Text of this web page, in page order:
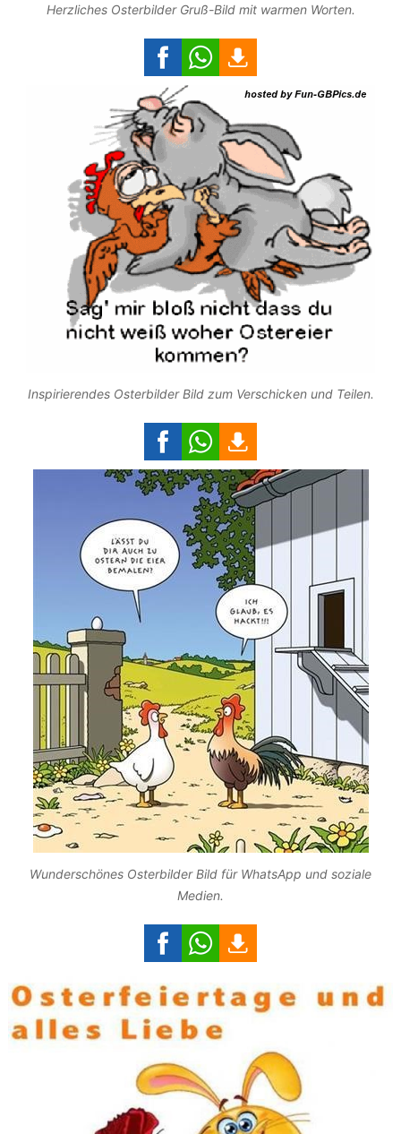
Herzliches Osterbilder Gruß-Bild mit warmen Worten.
Inspirierendes Osterbilder Bild zum Verschicken und Teilen.
Wunderschönes Osterbilder Bild für WhatsApp und soziale
Medien.